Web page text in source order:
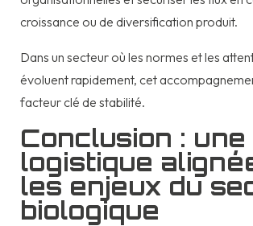
croissance ou de diversification produit.
Dans un secteur où les normes et les
évoluent rapidement, cet
facteur clé de stabilité.
Conclusion : une
logistique
les enjeux du
biologique